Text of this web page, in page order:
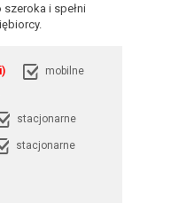
i spełni
mobilne
stacjonarne
stacjonarne